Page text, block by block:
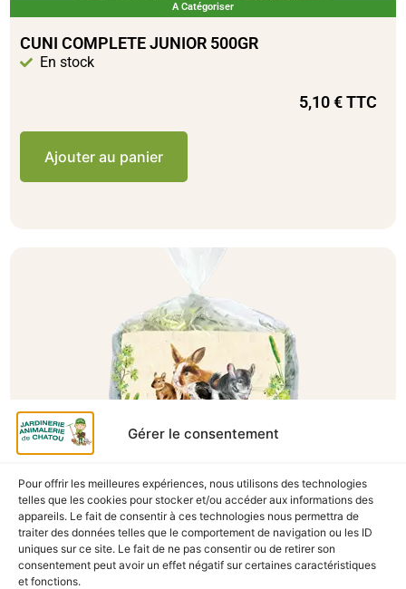
Gérer le consentement
Pour offrir les meilleures expériences, nous utilisons des technologies
telles que les cookies pour stocker et/ou accéder aux informations des
appareils. Le fait de consentir à ces technologies nous permettra de
traiter des données telles que le comportement de navigation ou les ID
uniques sur ce site. Le fait de ne pas consentir ou de retirer son
consentement peut avoir un effet négatif sur certaines caractéristiques
et fonctions.
A Catégoriser
CUNI COMPLETE JUNIOR 500GR
En stock
5,10€TTC
Ajouter au panier
A Catégoriser
FOIN CAROTTES ET POTIRONS 500G
En stock